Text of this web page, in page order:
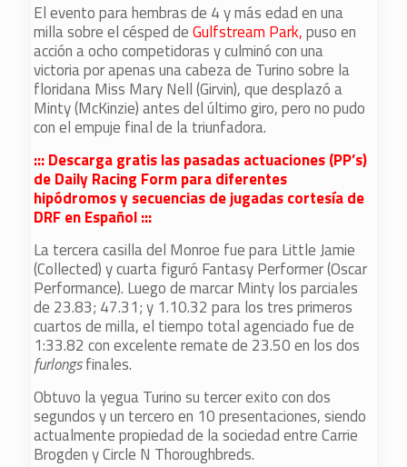
El evento para hembras de 4 y más edad en una
milla sobre el césped deGulfstream Park,puso en
acción a ocho competidoras y culminó con una
victoria por apenas una cabeza de Turino sobre la
floridana Miss Mary Nell (Girvin), que desplazó a
Minty (McKinzie) antes del último giro, pero no pudo
con el empuje final de la triunfadora.
::: Descarga gratis las pasadas actuaciones (PP’s)
de Daily Racing Form para diferentes
hipódromos y secuencias de jugadas cortesía de
DRF en Español :::
La tercera casilla del Monroe fue para Little Jamie
(Collected) y cuarta figuró Fantasy Performer (Oscar
Performance). Luego de marcar Minty los parciales
de 23.83; 47.31; y 1.10.32 para los tres primeros
cuartos de milla, el tiempo total agenciado fue de
1:33.82 con excelente remate de 23.50 en los dos
furlongsfinales.
Obtuvo la yegua Turino su tercer exito con dos
segundos y un tercero en 10 presentaciones, siendo
actualmente propiedad de la sociedad entre Carrie
Brogden y Circle N Thoroughbreds.